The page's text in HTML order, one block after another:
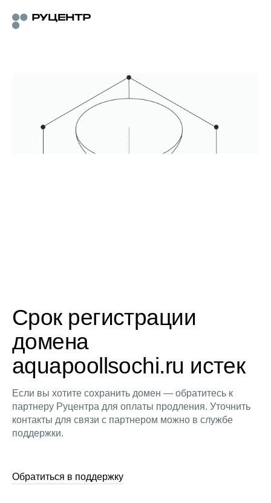
Срок регистрации
домена
aquapoollsochi.ru истек
Если вы хотите сохранить домен — обратитесь к
партнеру Руцентра для оплаты продления. Уточнить
контакты для связи с партнером можно в службе
поддержки.
Обратиться в поддержку